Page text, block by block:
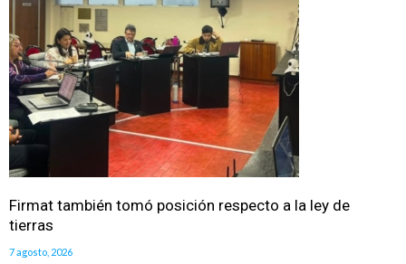
Firmat también tomó posición respecto a la ley de
tierras
7 agosto, 2026